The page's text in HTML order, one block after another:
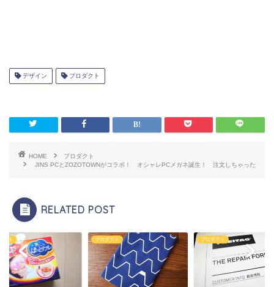
デザイン プロダクト
HOME
プロダクト
JINS PCとZOZOTOWNがコラボ！ オシャレPCメガネ誕生！ 注文しちゃった
RELATED POST
クト プロダクト プロダクト